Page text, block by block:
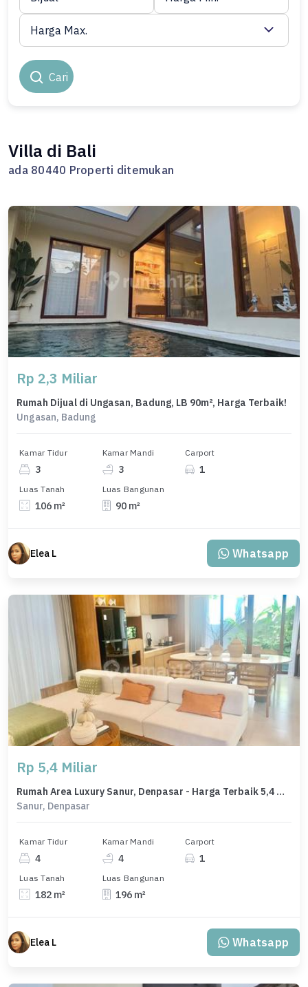
Cari
Harga Max.
Villa di Bali
ada 80440 Properti ditemukan
Rp 2,3 Miliar
Rumah Dijual di Ungasan, Badung, LB 90m², Harga Terbaik!
Ungasan, Badung
Kamar Tidur
3
Kamar Mandi
3
Carport
1
Luas Tanah
106 m²
Luas Bangunan
90 m²
Elea L Whatsapp
Rp 5,4 Miliar
Rumah Area Luxury Sanur, Denpasar - Harga Terbaik 5,4 Miliar
Sanur, Denpasar
Kamar Tidur
4
Kamar Mandi
4
Carport
1
Luas Tanah
182 m²
Luas Bangunan
196 m²
Elea L Whatsapp